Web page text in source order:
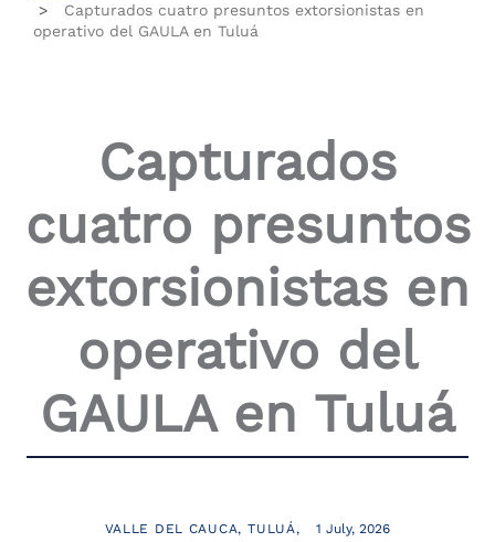
Accessibility
shortcut
activates
screen
reader
interact
Capturados cuatro presuntos extorsionistas en
operativo del GAULA en Tuluá
Capturados
cuatro presuntos
extorsionistas en
operativo del
GAULA en Tuluá
VALLE DEL CAUCA TULUÁ 1 July, 2026